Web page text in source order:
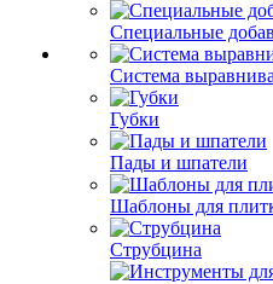
Специальные
Система
Губки
Пады и шпатели
Шаблоны для
Струбцина